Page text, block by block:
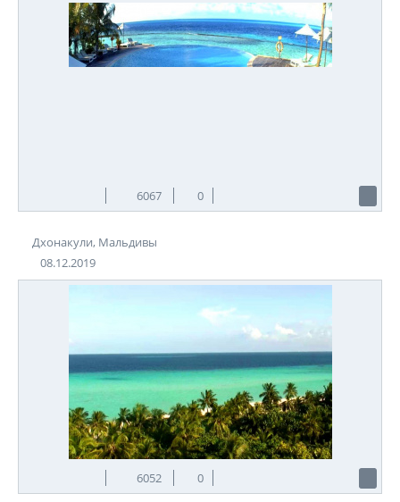
6067 0
Дхонакули, Мальдивы
08.12.2019
6052 0